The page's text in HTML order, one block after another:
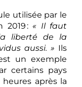
utilisée par le
: « Il faut
liberté de la
aussi. » Ils
un exemple
certains pays
heures après la